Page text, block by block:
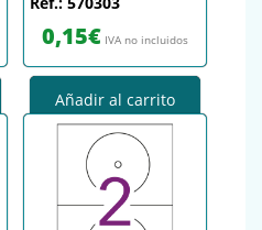
0,15€ IVA no incluidos
Añadir al carrito